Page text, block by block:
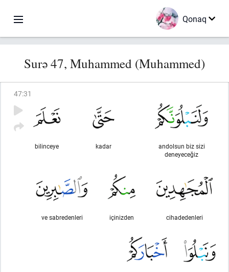
Qonaq
Surə 47, Muhammed (Muhammed)
47:31
andolsun biz sizi
deneyeceğiz
kadar
bilinceye
cihadedenleri
içinizden
ve sabredenleri